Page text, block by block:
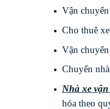
Vận
Cho thuê
Vận
Chuyển
Nhà xe
hóa theo